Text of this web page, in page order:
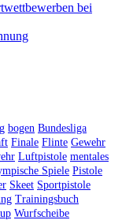
bei
bogen Bundesliga
Finale Flinte Gewehr
Luftpistole mentales
Spiele Pistole
Skeet Sportpistole
Trainingsbuch
Wurfscheibe